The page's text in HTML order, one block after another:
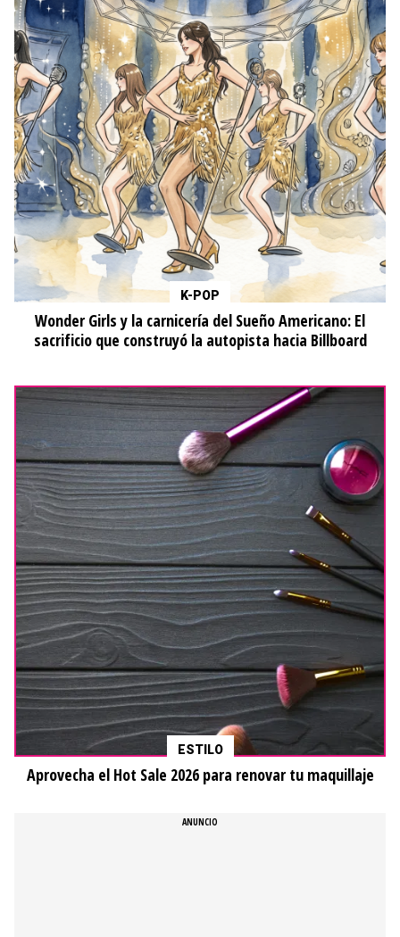
K-POP
Wonder Girls y la carnicería del Sueño Americano: El
sacrificio que construyó la autopista hacia Billboard
ESTILO
Aprovecha el Hot Sale 2026 para renovar tu maquillaje